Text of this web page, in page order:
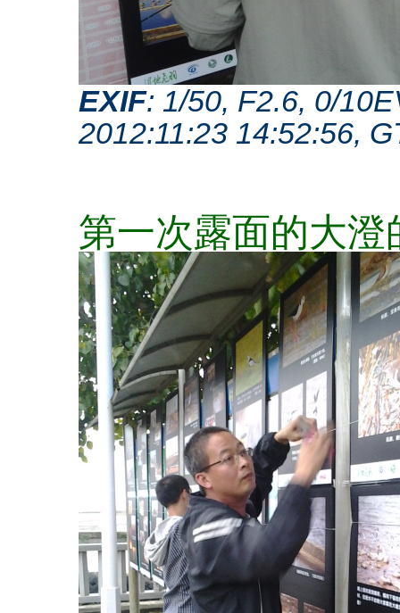
EXIF: 1/50, F2.6, 0/
2012:11:23 14:52:56,
第一次露面的大